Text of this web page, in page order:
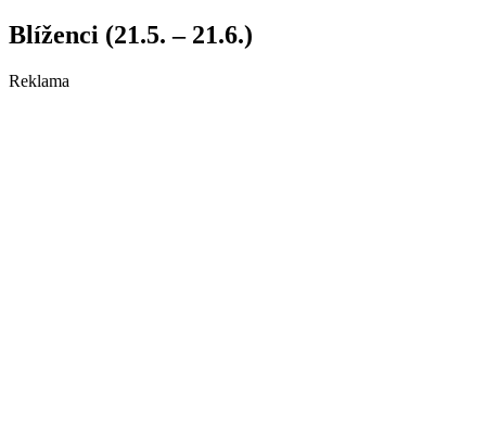
Blíženci (21.5. – 21.6.)
Reklama